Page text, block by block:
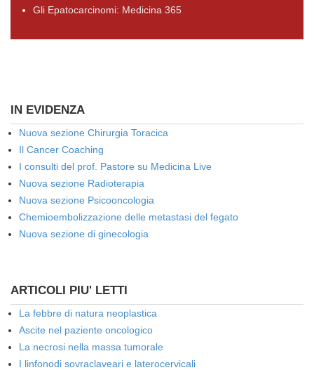
Gli Epatocarcinomi: Medicina 365
IN EVIDENZA
Nuova sezione Chirurgia Toracica
Il Cancer Coaching
I consulti del prof. Pastore su Medicina Live
Nuova sezione Radioterapia
Nuova sezione Psicooncologia
Chemioembolizzazione delle metastasi del fegato
Nuova sezione di ginecologia
ARTICOLI PIU' LETTI
La febbre di natura neoplastica
Ascite nel paziente oncologico
La necrosi nella massa tumorale
I linfonodi sovraclaveari e laterocervicali